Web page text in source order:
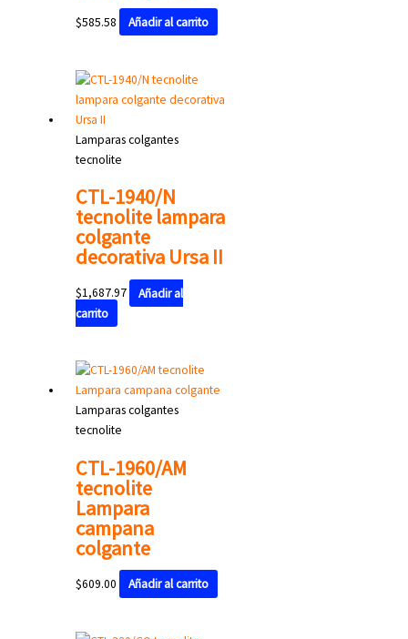
$585.58 Añadir al carrito
Lamparas colgantes
tecnolite
CTL-1940/N
tecnolite lampara
colgante
decorativa Ursa II
$1,687.97
Añadir al
carrito
Lamparas colgantes
tecnolite
CTL-1960/AM
tecnolite
Lampara
campana
colgante
$609.00 Añadir al carrito